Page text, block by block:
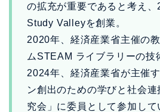
の拡充が重要であると考え
Study Valleyを創業。
2020年、経済産業省主催の
ムSTEAM ライブラリーの技
2024年、経済産業省が主催
ン創出のための学びと社会
究会」に委員として参加して